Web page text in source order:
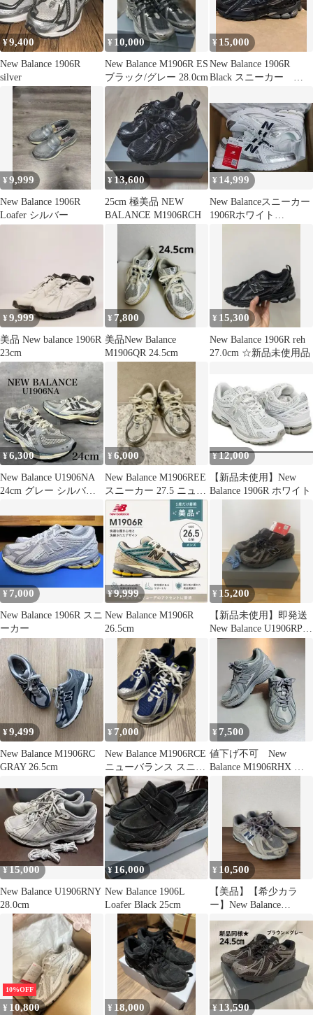
¥9,400
New Balance 1906R
silver
¥ 10,000
New Balance M1906R ES
ブラック/グレー 28.0cm
¥ 15,000
New Balance 1906R
Black スニーカー
¥9,999
New Balance 1906R
Loafer シルバー
¥ 13,600
25cm 極美品 NEW
BALANCE M1906RCH
¥ 14,999
New Balanceスニーカー
1906Rホワイト
¥9,999
美品 New balance 1906R
23cm
¥ 7,800
美品New Balance
M1906QR 24.5cm
¥ 15,300
New Balance 1906R reh
27.0cm ☆新品未使用品
¥6,300
New Balance U1906NA
24cm グレー シルバー
¥6,000
New Balance M1906REE
スニーカー 27.5 ニュー
バランス
¥12,000
【新品未使用】New
Balance 1906R ホワイト
¥ 7,000
New Balance 1906R スニ
ーカー
¥9,999
New Balance M1906R
26.5cm
¥ 15,200
【新品未使用】即発送
New Balance U1906RPP
26.5cm
¥9,499
New Balance M1906RC
GRAY 26.5cm
¥ 7,000
New Balance M1906RCE
ニューバランス スニー
カー
¥ 7,500
値下げ不可 New
Balance M1906RHX グ
¥15,000
New Balance U1906RNY
28.0cm
¥ 16,000
New Balance 1906L
Loafer Black 25cm
¥ 10,500
【美品】【希少カラ
ー】New Balance
10%OFF
¥ 10,800 ¥ 18,000 ¥13,590